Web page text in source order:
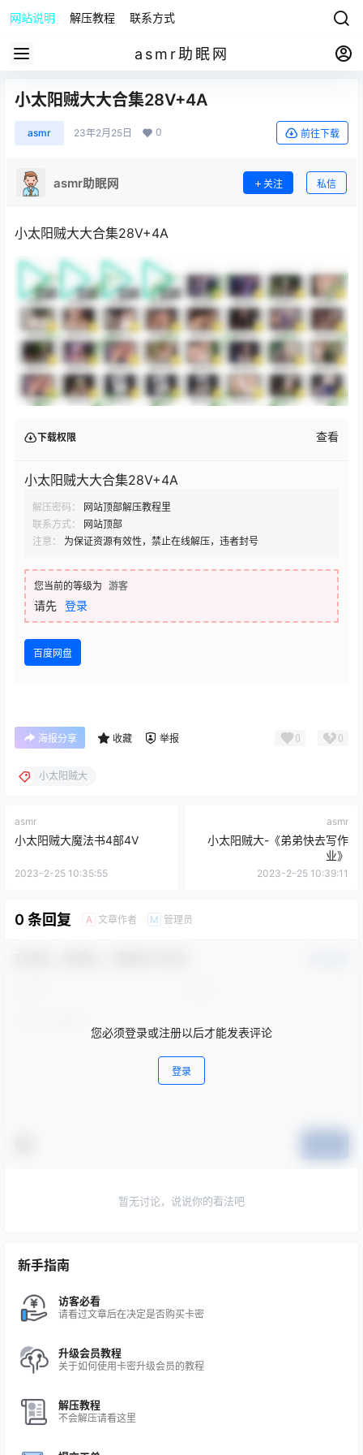
网站说明 解压教程 联系方式
asmr助眠网
小太阳贼大大合集28V+4A
asmr 23年2月25日 0 前往下载
asmr助眠网 关注 私信
小太阳贼大大合集28V+4A
下载权限 查看
小太阳贼大大合集28V+4A
解压密码：
网站顶部解压教程里
联系方式：
网站顶部
注意：
为保证资源有效性，禁止在线解压，违者封号
您当前的等级为 游客
请先 登录
百度网盘
海报分享 收藏 举报 0 0
小太阳贼大
asmr
小太阳贼大魔法书4部4V
2023-2-25 10:35:55
asmr
小太阳贼大-《弟弟快去写作
业》
2023-2-25 10:39:11
0 条回复 A 文章作者 M 管理员
您必须登录或注册以后才能发表评论
登录
暂无讨论，说说你的看法吧
新手指南
访客必看
请看过文章后在决定是否购买卡密
升级会员教程
关于如何使用卡密升级会员的教程
解压教程
不会解压请看这里